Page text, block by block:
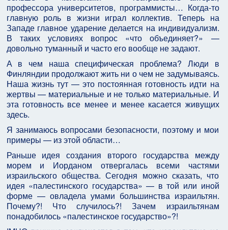
профессора университетов, программисты… Когда-то
главную роль в жизни играл коллектив. Теперь на
Западе главное ударение делается на индивидуализм.
В таких условиях вопрос «что объединяет?» —
довольно туманный и часто его вообще не задают.
А в чем наша специфическая проблема? Люди в
Финляндии продолжают жить ни о чем не задумываясь.
Наша жизнь тут — это постоянная готовность идти на
жертвы — материальные и не только материальные. И
эта готовность все менее и менее касается живущих
здесь.
Я занимаюсь вопросами безопасности, поэтому и мои
примеры — из этой области…
Раньше идея создания второго государства между
морем и Иорданом отвергалась всеми частями
израильского общества. Сегодня можно сказать, что
идея «палестинского государства» — в той или иной
форме — овладела умами большинства израильтян.
Почему?! Что случилось?! Зачем израильтянам
понадобилось «палестинское государство»?!